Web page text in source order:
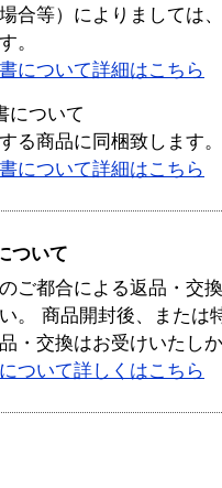
合等）によりましては
。
について詳細はこちら
について
る商品に同梱致します。
について詳細はこちら
ついて
ご都合による返品・交
。 商品開封後、または
・交換はお受けいたし
ついて詳しくはこちら